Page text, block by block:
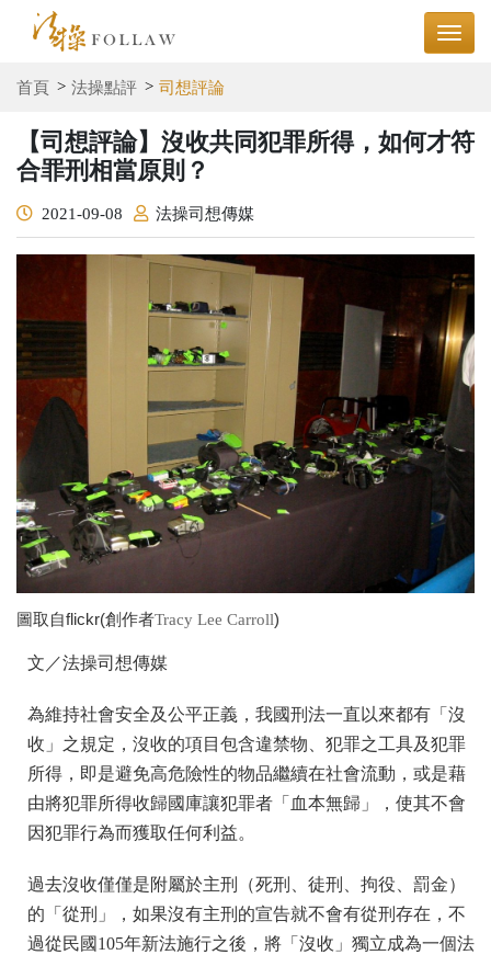
首頁 法操點評 司想評論
【司想評論】沒收共同犯罪所得，如何才符
合罪刑相當原則？
2021-09-08 法操司想傳媒
圖取自flickr(創作者Tracy Lee Carroll)
文／法操司想傳媒
為維持社會安全及公平正義，我國刑法一直以來都有「沒
收」之規定，沒收的項目包含違禁物、犯罪之工具及犯罪
所得，即是避免高危險性的物品繼續在社會流動，或是藉
由將犯罪所得收歸國庫讓犯罪者「血本無歸」，使其不會
因犯罪行為而獲取任何利益。
過去沒收僅僅是附屬於主刑（死刑、徒刑、拘役、罰金）
的「從刑」，如果沒有主刑的宣告就不會有從刑存在，不
過從民國105年新法施行之後，將「沒收」獨立成為一個法